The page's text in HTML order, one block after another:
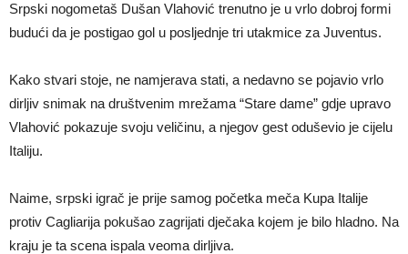
Ronaldo objavio slike iz garaže. “Moje igračke”
argentinsku zvijezdu
Srpski nogometaš Dušan Vlahović trenutno je u vrlo dobroj formi
budući da je postigao gol u posljednje tri utakmice za Juventus.
Kako stvari stoje, ne namjerava stati, a nedavno se pojavio vrlo
dirljiv snimak na društvenim mrežama “Stare dame” gdje upravo
Vlahović pokazuje svoju veličinu, a njegov gest oduševio je cijelu
Italiju.
Naime, srpski igrač je prije samog početka meča Kupa Italije
protiv Cagliarija pokušao zagrijati dječaka kojem je bilo hladno. Na
kraju je ta scena ispala veoma dirljiva.